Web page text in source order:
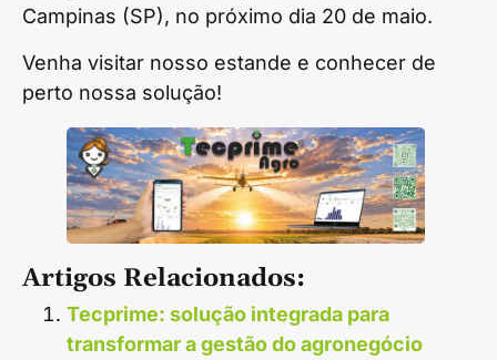
Campinas (SP), no próximo dia 20 de maio.
Venha visitar nosso estande e conhecer de
perto nossa solução!
Artigos Relacionados:
Tecprime: solução integrada para
transformar a gestão do agronegócio